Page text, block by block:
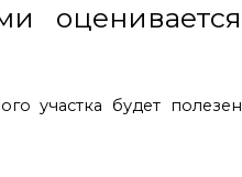
оценивается
участка будет полезен